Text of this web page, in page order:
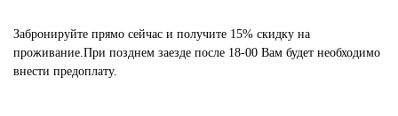
Забронируйте прямо сейчас и получите 15% скидку на
проживание.При позднем заезде после 18-00 Вам будет необходимо
внести предоплату.